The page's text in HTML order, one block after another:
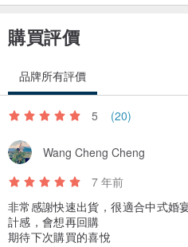
購買評價
品牌所有評價
5 (20)
Wang Cheng Cheng
7 年前
非常感謝快速出貨，很適合中式婚
計感，會想再回購
期待下次購買的喜悅